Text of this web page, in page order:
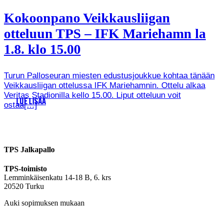
Kokoonpano Veikkausliigan
otteluun TPS – IFK Mariehamn la
1.8. klo 15.00
Turun Palloseuran miesten edustusjoukkue kohtaa tänään
Veikkausliigan ottelussa IFK Mariehamnin. Ottelu alkaa
Veritas Stadionilla kello 15.00. Liput otteluun voit
ostaa[…]
LUE LISÄÄ
TPS Jalkapallo
TPS-toimisto
Lemminkäisenkatu 14-18 B, 6. krs
20520 Turku
Auki sopimuksen mukaan